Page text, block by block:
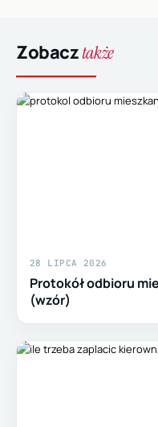
Zobacztakże
28 LIPCA 2026
Protokół odbioru
(wzór)